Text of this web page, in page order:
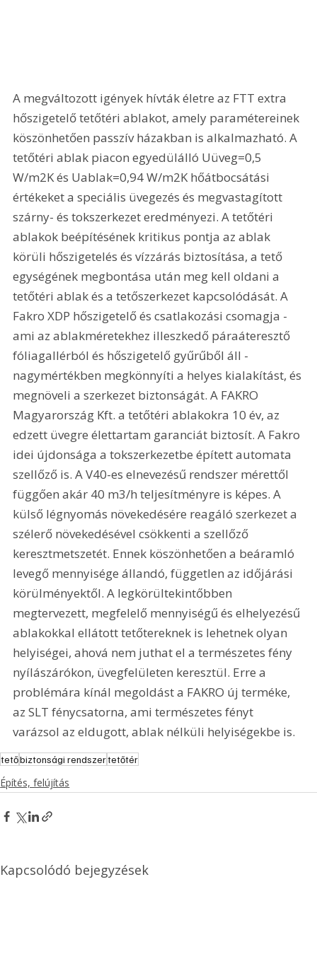
A megváltozott igények hívták életre az FTT extra
hőszigetelő tetőtéri ablakot, amely paramétereinek
köszönhetően passzív házakban is alkalmazható. A
tetőtéri ablak piacon egyedülálló Uüveg=0,5
W/m2K és Uablak=0,94 W/m2K hőátbocsátási
értékeket a speciális üvegezés és megvastagított
szárny- és tokszerkezet eredményezi. A tetőtéri
ablakok beépítésének kritikus pontja az ablak
körüli hőszigetelés és vízzárás biztosítása, a tető
egységének megbontása után meg kell oldani a
tetőtéri ablak és a tetőszerkezet kapcsolódását. A
Fakro XDP hőszigetelő és csatlakozási csomagja -
ami az ablakméretekhez illeszkedő páraáteresztő
fóliagallérból és hőszigetelő gyűrűből áll -
nagymértékben megkönnyíti a helyes kialakítást, és
megnöveli a szerkezet biztonságát. A FAKRO
Magyarország Kft. a tetőtéri ablakokra 10 év, az
edzett üvegre élettartam garanciát biztosít. A Fakro
idei újdonsága a tokszerkezetbe épített automata
szellőző is. A V40-es elnevezésű rendszer mérettől
függően akár 40 m3/h teljesítményre is képes. A
külső légnyomás növekedésére reagáló szerkezet a
szélerő növekedésével csökkenti a szellőző
keresztmetszetét. Ennek köszönhetően a beáramló
levegő mennyisége állandó, független az időjárási
körülményektől. A legkörültekintőbben
megtervezett, megfelelő mennyiségű és elhelyezésű
ablakokkal ellátott tetőtereknek is lehetnek olyan
helyiségei, ahová nem juthat el a természetes fény
nyílászárókon, üvegfelületen keresztül. Erre a
problémára kínál megoldást a FAKRO új terméke,
az SLT fénycsatorna, ami természetes fényt
varázsol az eldugott, ablak nélküli helyiségekbe is.
tetőbiztonsági rendszertetőtér
Építés, felújítás
Kapcsolódó bejegyzések